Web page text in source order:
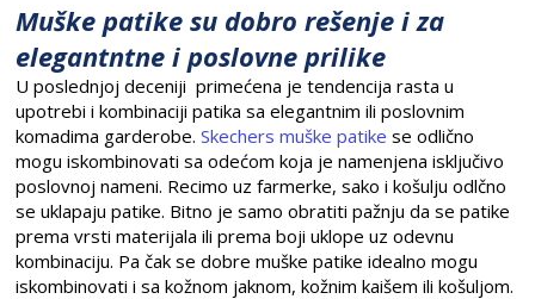
Muške patike su dobro rešenje i za
elegantntne i poslovne prilike
U poslednjoj deceniji primećena je tendencija rasta u
upotrebi i kombinaciji patika sa elegantnim ili poslovnim
komadima garderobe.Skechers muške patike se odlično
mogu iskombinovati sa odećom koja je namenjena isključivo
poslovnoj nameni. Recimo uz farmerke, sako i košulju odlčno
se uklapaju patike. Bitno je samo obratiti pažnju da se patike
prema vrsti materijala ili prema boji uklope uz odevnu
kombinaciju. Pa čak se dobre muške patike idealno mogu
iskombinovati i sa kožnom jaknom, kožnim kaišem ili košuljom.